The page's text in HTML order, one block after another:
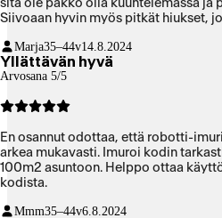
sitä ole pakko olla kuuntelemassa ja
Siivoaan hyvin myös pitkät hiukset,
kynnyksistä tai ahtaista paikoista.
tulee siitä, ettei kotona ole kiinteää
ominaisuudet ei ole ilman sitä
toimii.
Marja35–44v14.8.2024
Yllättävän hyvä
Arvosana 5/5
En osannut odottaa, että robotti-
arkea mukavasti. Imuroi kodin
100m2 asuntoon. Helppo ottaa
kodista.
Mmm35–44v6.8.2024